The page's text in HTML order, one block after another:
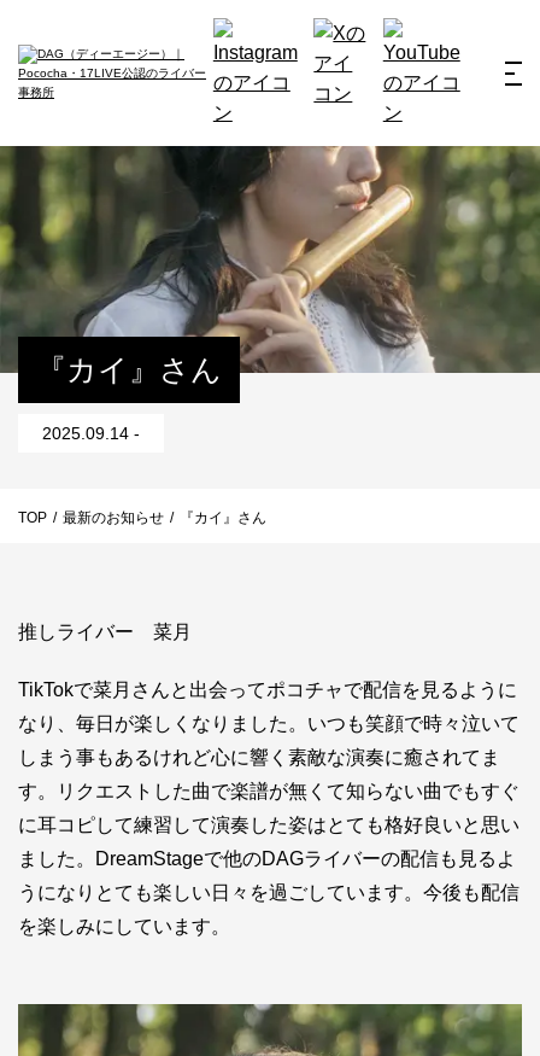
お仕事例
所属ライバー
サービス
会社概要
ライバー募集
所属ライバー
最新のお知らせ
お仕事のご相談・お問い合わせ
『カイ』さん
2025.09.14 -
TOP / 最新のお知らせ / 『カイ』さん
推しライバー 菜月
TikTokで菜月さんと出会ってポコチャで配信を見るように
なり、毎日が楽しくなりました。いつも笑顔で時々泣いて
しまう事もあるけれど心に響く素敵な演奏に癒されてま
す。リクエストした曲で楽譜が無くて知らない曲でもすぐ
に耳コピして練習して演奏した姿はとても格好良いと思い
ました。DreamStageで他のDAGライバーの配信も見るよ
うになりとても楽しい日々を過ごしています。今後も配信
を楽しみにしています。